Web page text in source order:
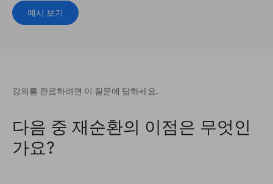
예시 보기
강의를 완료하려면 이 질문에 답하세요.
다음 중 재순환의 이점은 무엇인
가요?